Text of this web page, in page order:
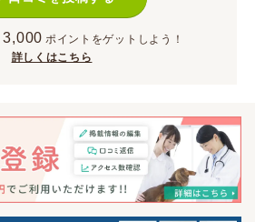
3,000 ポイント をゲットしよう！
詳しくはこちら